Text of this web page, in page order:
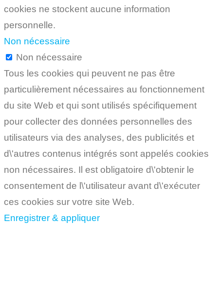
cookies ne stockent aucune information
personnelle.
Non nécessaire
Non nécessaire
Tous les cookies qui peuvent ne pas être
particulièrement nécessaires au fonctionnement
du site Web et qui sont utilisés spécifiquement
pour collecter des données personnelles des
utilisateurs via des analyses, des publicités et
d\'autres contenus intégrés sont appelés cookies
non nécessaires. Il est obligatoire d\'obtenir le
consentement de l\'utilisateur avant d\'exécuter
ces cookies sur votre site Web.
Enregistrer & appliquer